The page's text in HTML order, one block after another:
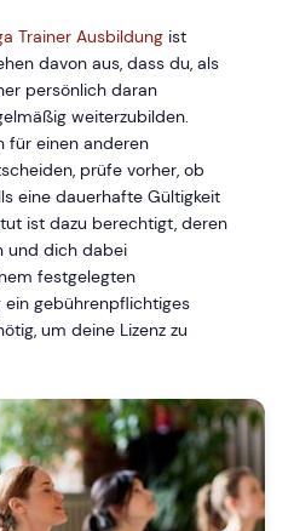
Trainer Ausbildung ist
davon aus, dass du, als
persönlich daran
weiterzubilden.
für einen anderen
prüfe vorher, ob
eine dauerhafte Gültigkeit
ist dazu berechtigt, deren
und dich dabei
festgelegten
ein gebührenpflichtiges
um deine Lizenz zu